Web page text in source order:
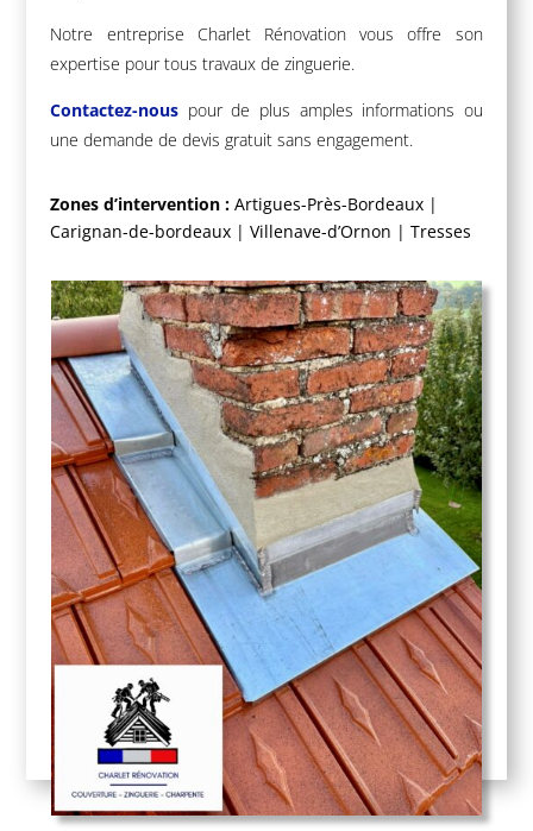
Notre entreprise Charlet Rénovation vous offre son
expertise pour tous travaux de zinguerie.
Contactez-nous pour de plus amples informations ou
une demande de devis gratuit sans engagement.
Zones d’intervention : Artigues-Près-Bordeaux |
Carignan-de-bordeaux |Villenave-d’Ornon |Tresses